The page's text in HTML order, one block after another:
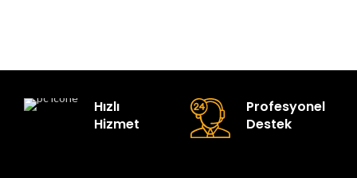
Hızlı
Hizmet
Profesyonel
Destek